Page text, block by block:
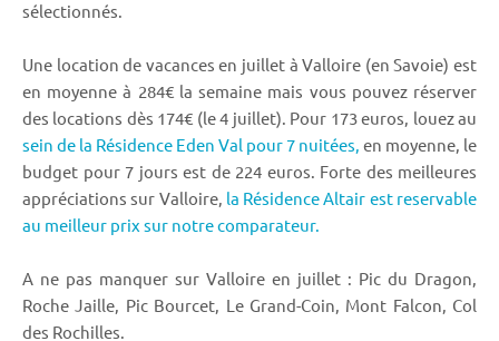
sélectionnés.
Une location de vacances en juillet à Valloire (en Savoie) est
en moyenne à 284€ la semaine mais vous pouvez réserver
des locations dès 174€ (le 4 juillet). Pour 173 euros, louez au
sein de la Résidence Eden Val pour 7 nuitées, en moyenne, le
budget pour 7 jours est de 224 euros. Forte des meilleures
appréciations sur Valloire, la Résidence Altair est reservable
au meilleur prix sur notre comparateur.
A ne pas manquer sur Valloire en juillet : Pic du Dragon,
Roche Jaille, Pic Bourcet, Le Grand-Coin, Mont Falcon, Col
des Rochilles.